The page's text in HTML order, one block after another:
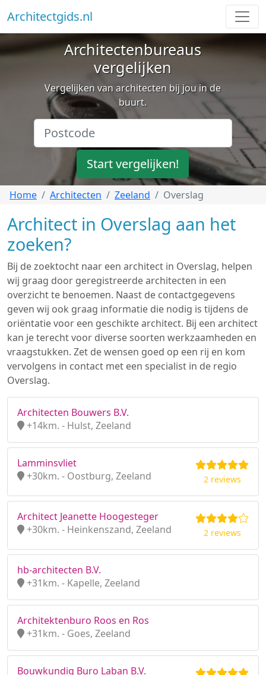
Architectgids.nl
Architectenbureaus
vergelijken
Vergelijken van architecten bij jou in de
buurt.
Start vergelijken!
Home Architecten Zeeland Overslag
Architect in Overslag aan het
zoeken?
Bij de zoektocht naar een architect in Overslag, helpen
wij graag door geregistreerde architecten in een
overzicht te benoemen. Naast de contactgegevens
geven wij ook graag informatie die nodig is tijdens de
oriëntatie voor een geschikte architect. Bij een architect
kan je terecht voor diverse soorten werkzaamheden en
vraagstukken. Zet de wensen goed op een rij en kom
vervolgens in contact met een specialist in de regio
Overslag.
Architecten Bouwers B.V.
+14km. - Hulst, Zeeland
Lamminsvliet
+30km. - Oostburg, Zeeland
2 reviews
Architect Jeanette Hoogesteger
+30km. - Heinkenszand, Zeeland
2 reviews
hb-architecten B.V.
+31km. - Kapelle, Zeeland
Architektenburo Roos en Ros
+31km. - Goes, Zeeland
Bouwkundig Buro Laban B.V.